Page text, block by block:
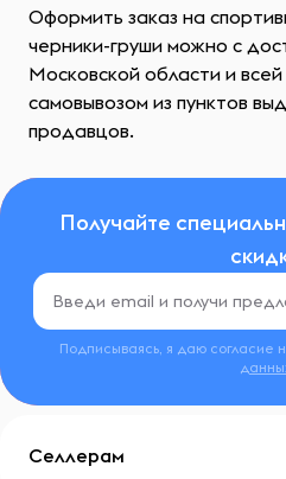
Оформить заказ на
черники-груши можно с
Московской области и
самовывозом из пунктов
продавцов.
Получайте
Подписываясь, я даю согласие
Селлерам